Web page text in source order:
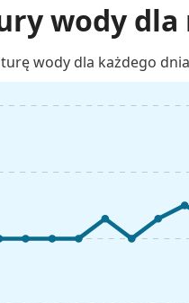
wody dla
wody dla każdego